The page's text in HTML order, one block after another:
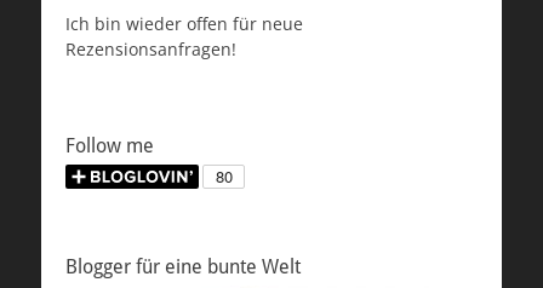
Ich bin wieder offen für neue
Rezensionsanfragen!
Follow me
Blogger für eine bunte Welt